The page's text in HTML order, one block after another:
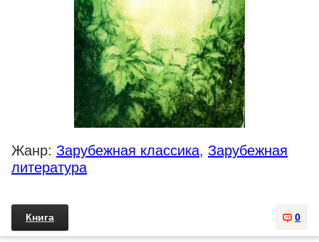
Жанр: Зарубежная классика, Зарубежная
литература
0
Книга